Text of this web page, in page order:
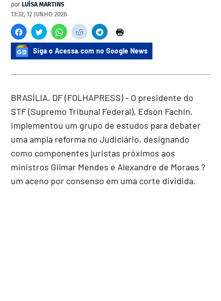
por LUÍSA MARTINS
13:32, 12 JUNHO 2026
Siga o Acessa.com no Google News
BRASÍLIA, DF (FOLHAPRESS) - O presidente do
STF (Supremo Tribunal Federal), Edson Fachin,
implementou um grupo de estudos para debater
uma ampla reforma no Judiciário, designando
como componentes juristas próximos aos
ministros Gilmar Mendes e Alexandre de Moraes ?
um aceno por consenso em uma corte dividida.